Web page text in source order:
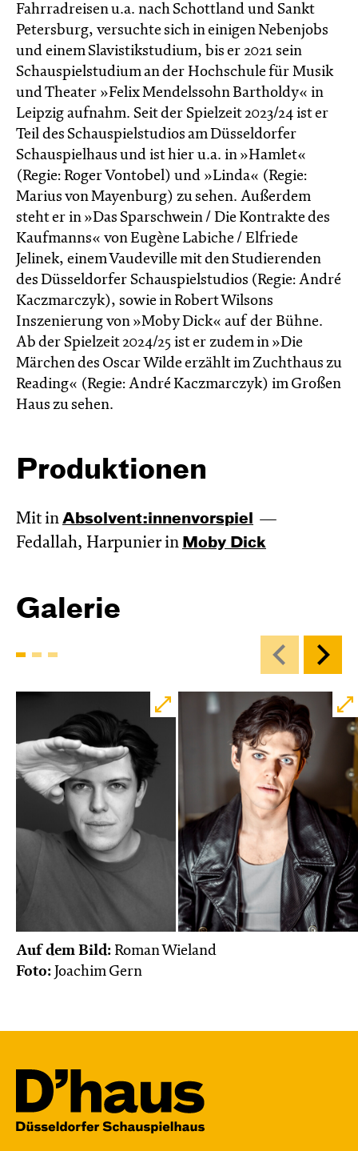
Fahrradreisen u.a. nach Schottland und Sankt
Petersburg, versuchte sich in einigen Nebenjobs
und einem Slavistikstudium, bis er 2021 sein
Schauspielstudium an der Hochschule für Musik
und Theater »Felix Mendelssohn Bartholdy« in
Leipzig aufnahm. Seit der Spielzeit 2023/24 ist er
Teil des Schauspielstudios am Düsseldorfer
Schauspielhaus und ist hier u.a. in »Hamlet«
(Regie: Roger Vontobel) und »Linda« (Regie:
Marius von Mayenburg) zu sehen. Außerdem
steht er in »Das Sparschwein / Die Kontrakte des
Kaufmanns« von Eugène Labiche / Elfriede
Jelinek, einem Vaudeville mit den Studierenden
des Düsseldorfer Schauspielstudios (Regie: André
Kaczmarczyk), sowie in Robert Wilsons
Inszenierung von »Moby Dick« auf der Bühne.
Ab der Spielzeit 2024/25 ist er zudem in »Die
Märchen des Oscar Wilde erzählt im Zucht­haus zu
Reading« (Regie: André Kacz­marc­zyk) im Großen
Haus zu sehen.
Produktionen
Mit in Absol­vent:innen­vor­spiel
Fedallah, Harpunier in Moby Dick
Galerie
Auf dem Bild: Roman Wieland
Foto: Joachim Gern